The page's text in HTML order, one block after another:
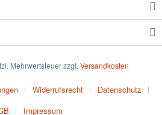
Mehrwertsteuer zzgl. Versandkosten
Widerrufsrecht
Datenschutz
Impressum